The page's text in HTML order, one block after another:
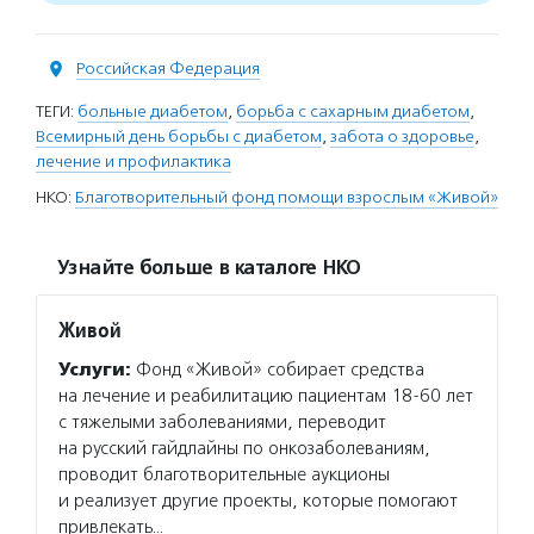
Российская Федерация
ТЕГИ: больные диабетом, борьба с сахарным диабетом,
Всемирный день борьбы с диабетом, забота о здоровье,
лечение и профилактика
НКО: Благотворительный фонд помощи взрослым «Живой»
Узнайте больше в каталоге НКО
Живой
Услуги: Фонд «Живой» собирает средства
на лечение и реабилитацию пациентам 18-60 лет
с тяжелыми заболеваниями, переводит
на русский гайдлайны по онкозаболеваниям,
проводит благотворительные аукционы
и реализует другие проекты, которые помогают
привлекать…